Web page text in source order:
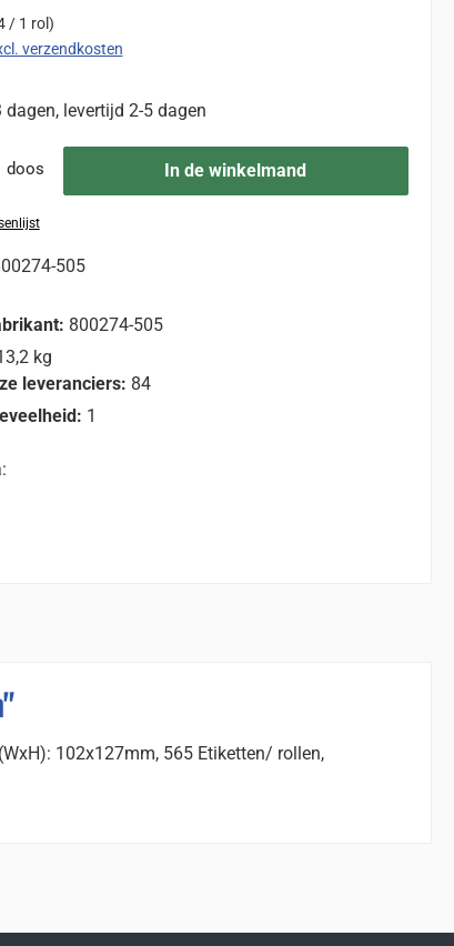
/ 1 rol)
verzendkosten
levertijd 2-5 dagen
de gewenste hoeveelheid in of gebruik de knoppen om de
doos In de winkelmand
505
800274-505
kg
leveranciers: 84
1
102x127mm, 565 Etiketten/ rollen,